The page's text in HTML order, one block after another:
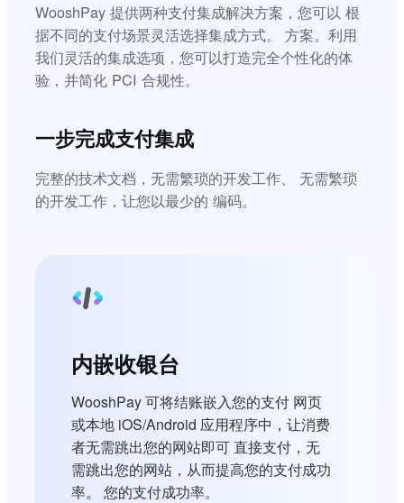
WooshPay 提供两种支付集成解决方案，您可以 根
据不同的支付场景灵活选择集成方式。 方案。利用
我们灵活的集成选项，您可以打造完全个性化的体
验，并简化 PCI 合规性。
一步完成支付集成
完整的技术文档，无需繁琐的开发工作、 无需繁琐
的开发工作，让您以最少的 编码。
内嵌收银台
WooshPay 可将结账嵌入您的支付 网页
或本地 iOS/Android 应用程序中，让消费
者无需跳出您的网站即可 直接支付，无
需跳出您的网站，从而提高您的支付成功
率。 您的支付成功率。